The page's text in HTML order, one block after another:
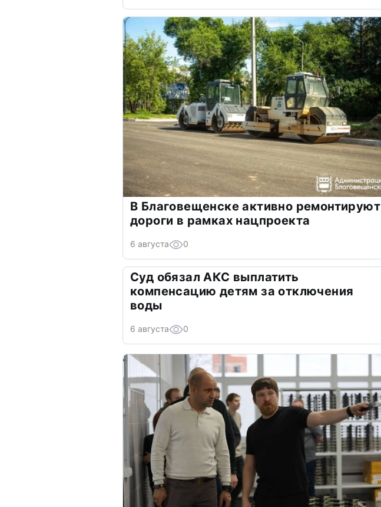
В Благовещенске активно ремонтируют
дороги в рамках нацпроекта
6 августа 0
Суд обязал АКС выплатить
компенсацию детям за отключения
воды
6 августа 0